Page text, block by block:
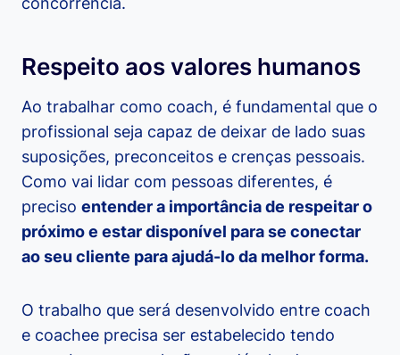
Respeito aos valores humanos
Ao trabalhar como coach, é fundamental que o
profissional seja capaz de deixar de lado suas
suposições, preconceitos e crenças pessoais.
Como vai lidar com pessoas diferentes, é
preciso entender a importância de respeitar o
próximo e estar disponível para se conectar
ao seu cliente para ajudá-lo da melhor forma.
O trabalho que será desenvolvido entre coach
e coachee precisa ser estabelecido tendo